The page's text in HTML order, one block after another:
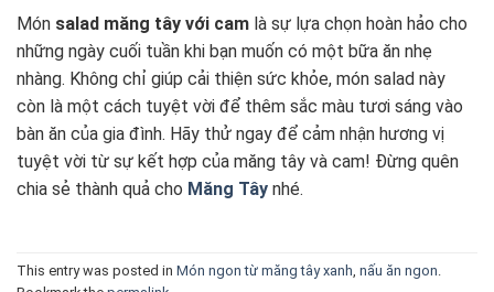
Món salad măng tây với cam là sự lựa chọn hoàn hảo cho
những ngày cuối tuần khi bạn muốn có một bữa ăn nhẹ
nhàng. Không chỉ giúp cải thiện sức khỏe, món salad này
còn là một cách tuyệt vời để thêm sắc màu tươi sáng vào
bàn ăn của gia đình. Hãy thử ngay để cảm nhận hương vị
tuyệt vời từ sự kết hợp của măng tây và cam! Đừng quên
chia sẻ thành quả cho Măng Tây nhé.
This entry was posted in Món ngon từ măng tây xanh, nấu ăn ngon.